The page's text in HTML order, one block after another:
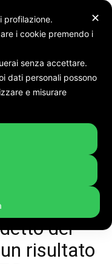
del
risultato
✕
profilazione.
i cookie premendo i
senza accettare.
dati personali possono
e misurare